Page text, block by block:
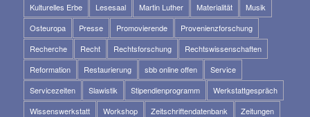
Kulturelles Erbe
Lesesaal Martin Luther Materialität
Musik
Osteuropa
Presse Promovierende
Provenienzforschung
Recherche
Recht Rechtsforschung
Rechtswissenschaften
Reformation
Restaurierung sbb online offen
Service
Servicezeiten
Slawistik Stipendienprogramm
Werkstattgespräch
Wissenswerkstatt
Workshop Zeitschriftendatenbank
Zeitungen